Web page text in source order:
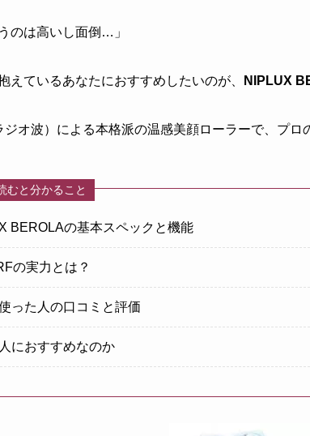
のは高いし面倒…」
えているあなたにおすすめしたいのが、 NIPLUX
ジオ波）による本格派の温感美顔ローラーで、プロ
むと分かること
BEROLAの基本スペックと機能
の実力とは？
った人の口コミと評価
におすすめなのか